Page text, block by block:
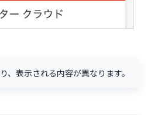
、表示される内容が異なります。